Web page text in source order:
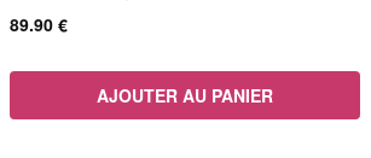
89.90 €
AJOUTER AU PANIER